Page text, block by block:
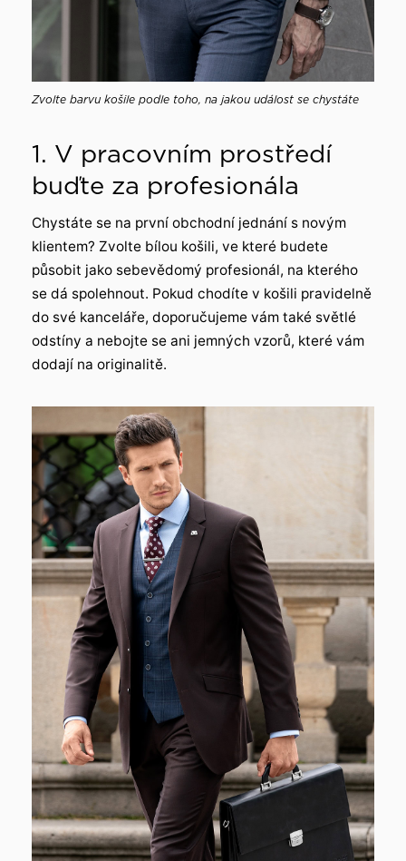
Zvolte barvu košile podle toho, na jakou událost se chystáte
1. V pracovním prostředí
buďte za profesionála
Chystáte se na první obchodní jednání s novým
klientem? Zvolte bílou košili, ve které budete
působit jako sebevědomý profesionál, na kterého
se dá spolehnout. Pokud chodíte v košili pravidelně
do své kanceláře, doporučujeme vám také světlé
odstíny a nebojte se ani jemných vzorů, které vám
dodají na originalitě.